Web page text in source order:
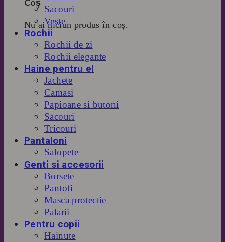
Nu ai niciun produs în coș.
Sacouri
Veste
Rochii
Rochii de zi
Rochii elegante
Haine pentru el
Jachete
Camasi
Papioane si butoni
Sacouri
Tricouri
Pantaloni
Salopete
Genti si accesorii
Borsete
Pantofi
Masca protectie
Palarii
Pentru copii
Hainute